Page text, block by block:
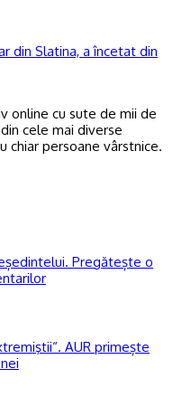
din Slatina, a încetat din
online cu sute de mii de
cele mai diverse
chiar persoane vârstnice.
Pregătește o
AUR primește